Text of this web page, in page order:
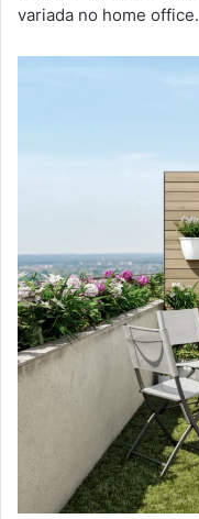
variada no home office.